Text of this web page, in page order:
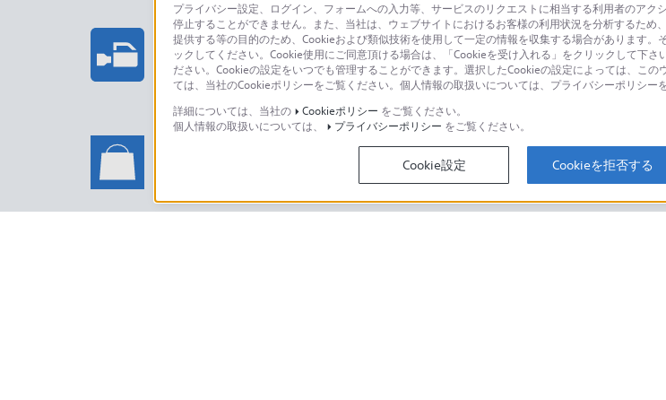
プロフェッショナル/業務用製品に関するお問い合わせ
法人のお客様はこちら
ソニーストアでのお買い物に関するご利用ガイド・お問
ソニーストアのご利用方法・サービスに関してのご案内はこちら
プライバシー設定、ログイン、フォームへの入力等、サービスのリクエストに相当する利用者のア
停止することができません。また、当社は、ウェブサイトにおけるお客様の利用状況を分析するた
提供する等の目的のため、Cookieおよび類似技術を使用して一定の情報を収集する場合があります
ックしてください。Cookie使用にご同意頂ける場合は、「Cookieを受け入れる」をクリックして下
ださい。Cookieの設定をいつでも管理することができます。選択したCookieの設定によっては、こ
ては、当社のCookieポリシーをご覧ください。個人情報の取扱いについては、プライバシーポリシー
詳細については、当社の
Cookieポリシー をご覧ください。
個人情報の取扱いについては、
プライバシーポリシー をご覧ください。
Cookie設定 Cookieを拒否する